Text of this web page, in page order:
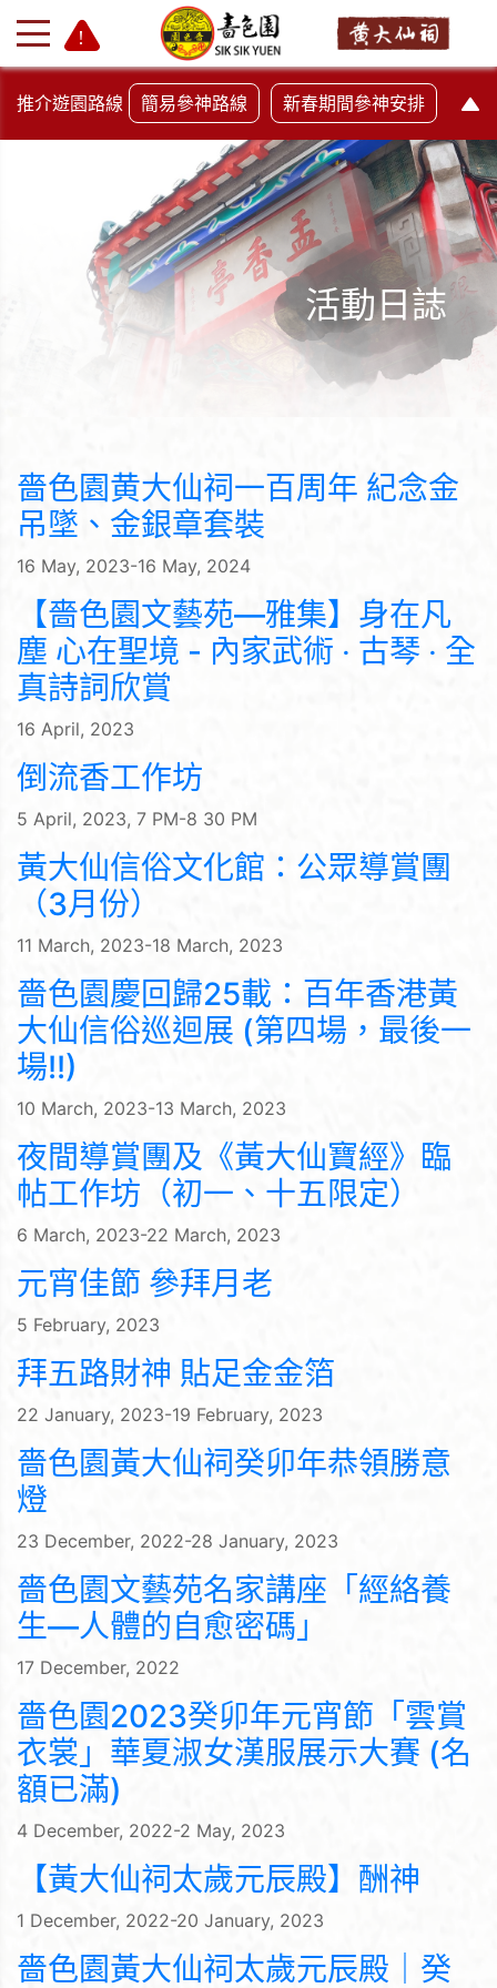
+
推介遊園路線 簡易參神路線 新春期間參神安排
活動日誌
嗇色園黄大仙祠一百周年 紀念金
吊墜、金銀章套裝
16 May, 2023-16 May, 2024
【嗇色園文藝苑—雅集】身在凡
塵 心在聖境 - 內家武術 ‧ 古琴 ‧ 全
真詩詞欣賞
16 April, 2023
倒流香工作坊
5 April, 2023, 7 PM-8 30 PM
黃大仙信俗文化館：公眾導賞團
（3月份）
11 March, 2023-18 March, 2023
嗇色園慶回歸25載：百年香港黃
大仙信俗巡迴展 (第四場，最後一
場!!)
10 March, 2023-13 March, 2023
夜間導賞團及《黃大仙寶經》臨
帖工作坊（初一、十五限定）
6 March, 2023-22 March, 2023
元宵佳節 參拜月老
5 February, 2023
拜五路財神 貼足金金箔
22 January, 2023-19 February, 2023
嗇色園黃大仙祠癸卯年恭領勝意
燈
23 December, 2022-28 January, 2023
嗇色園文藝苑名家講座「經絡養
生—人體的自愈密碼」
17 December, 2022
嗇色園2023癸卯年元宵節「雲賞
衣裳」華夏淑女漢服展示大賽 (名
額已滿)
4 December, 2022-2 May, 2023
【黃大仙祠太歲元辰殿】酬神
1 December, 2022-20 January, 2023
嗇色園黃大仙祠太歲元辰殿｜癸